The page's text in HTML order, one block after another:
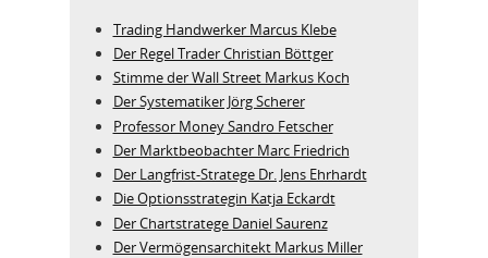
Trading Handwerker Marcus Klebe
Der Regel Trader Christian Böttger
Stimme der Wall Street Markus Koch
Der Systematiker Jörg Scherer
Professor Money Sandro Fetscher
Der Marktbeobachter Marc Friedrich
Der Langfrist-Stratege Dr. Jens Ehrhardt
Die Optionsstrategin Katja Eckardt
Der Chartstratege Daniel Saurenz
Der Vermögensarchitekt Markus Miller